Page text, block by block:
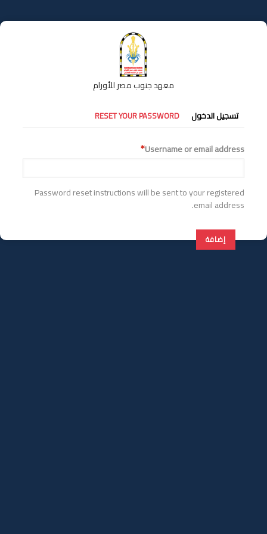
إلى
المحتوى
معهد جنوب مصر للأورام
التبويبات
الأساسية
تسجيل الدخول RESET YOUR PASSWORD
Username or email address
Password reset instructions will be sent to your registered
email address.